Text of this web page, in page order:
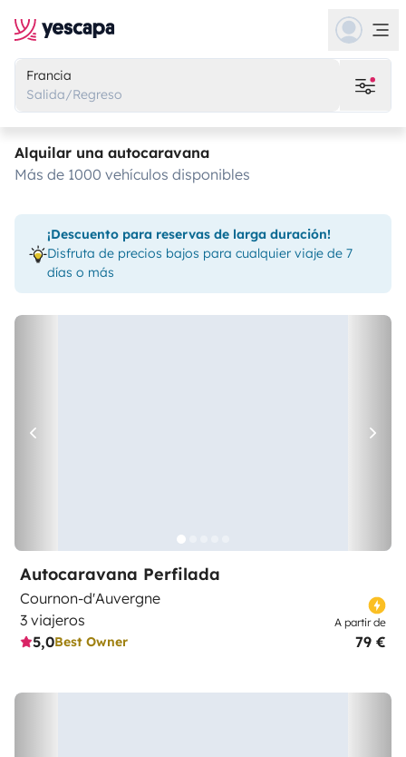
Francia
Salida/Regreso
Alquilar una autocaravana
más de 1000 vehículos disponibles
¡Descuento para reservas de larga duración!
Disfruta de precios bajos para cualquier viaje de 7
días o más
Autocaravana Perfilada
Cournon-d'Auvergne
3 viajeros
5,0Best Owner
A partir de
79 €